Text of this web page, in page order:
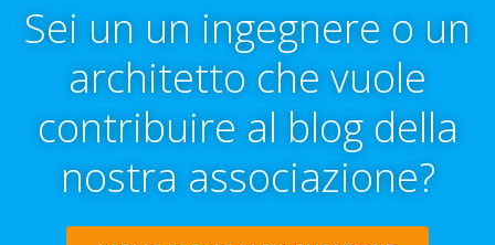
Sei un un ingegnere o un
architetto che vuole
contribuire al blog della
nostra associazione?